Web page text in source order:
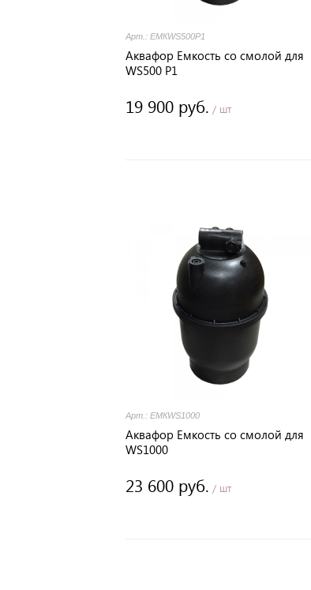
Арт.: ЕМКWS500P1
Аквафор Емкость со смолой для
WS500 P1
19 900 руб. / шт
Арт.: ЕМКWS1000
Аквафор Емкость со смолой для
WS1000
23 600 руб. / шт